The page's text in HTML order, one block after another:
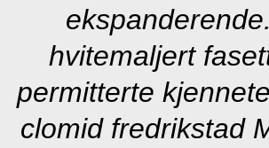
hvitemaljert
permitterte
clomid fredrikstad